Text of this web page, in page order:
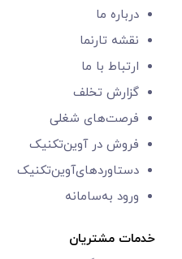
درباره ما
نقشه تارنما
ارتباط با ما
گزارش‌ تخلف
فرصت‌های شغلی
فروش در آوین‌تکنیک
دستاوردهای‌آوین‌تکنیک
ورود به‌سامانه
خدمات مشتریان